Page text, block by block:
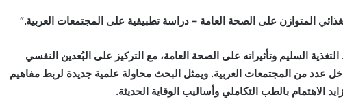
المتوازن على الصحة العامة – دراسة تطبيقية على المجتمعات العربية.”
السليم وتأثيراته على الصحة العامة، مع التركيز على البُعدين النفسي
عدد من المجتمعات العربية. ويمثل البحث محاولة علمية جديدة لربط مفاهيم
الاهتمام بالطب التكاملي وأساليب الوقاية الحديثة.